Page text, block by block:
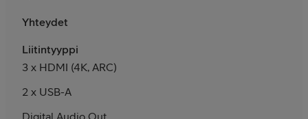
Yhteydet
Liitintyyppi
3 x HDMI (4K, ARC)
2 x USB-A
Digital Audio Out